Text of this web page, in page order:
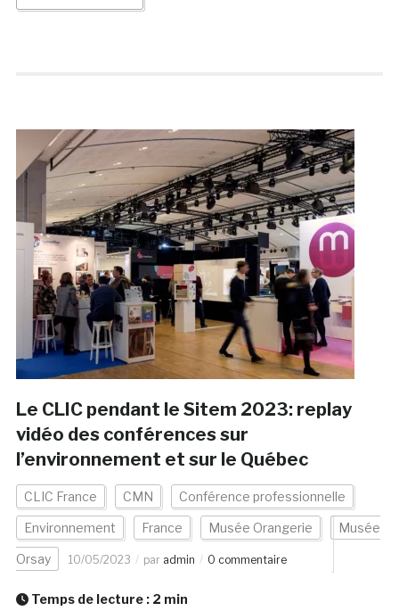
Le CLIC pendant le Sitem 2023: replay
vidéo des conférences sur
l’environnement et sur le Québec
CLIC France CMN Conférence professionnelle
Environnement France Musée Orangerie Musée
Orsay 10/05/2023 par admin 0 commentaire
Temps de lecture : 2 min